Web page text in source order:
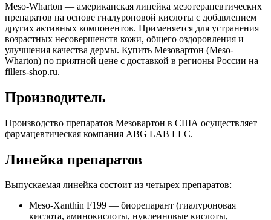
Meso-Wharton — американская линейка мезотерапевтических
препаратов на основе гиалуроновой кислоты с добавлением
других активных компонентов. Применяется для устранения
возрастных несовершенств кожи, общего оздоровления и
улучшения качества дермы. Купить Мезовартон (Meso-
Wharton) по приятной цене с доставкой в регионы России на
fillers-shop.ru.
Производитель
Производство препаратов Мезовартон в США осуществляет
фармацевтическая компания ABG LAB LLC.
Линейка препаратов
Выпускаемая линейка состоит из четырех препаратов:
Meso-Xanthin F199 — биорепарант (гиалуроновая
кислота, аминокислоты, нуклеиновые кислоты,